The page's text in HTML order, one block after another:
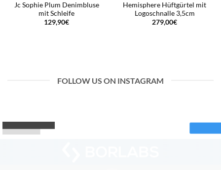
Jc Sophie Plum Denimbluse
mit Schleife
129,90€
Hemisphere Hüftgürtel mit
Logoschnalle 3,5cm
279,00€
FOLLOW US ON INSTAGRAM